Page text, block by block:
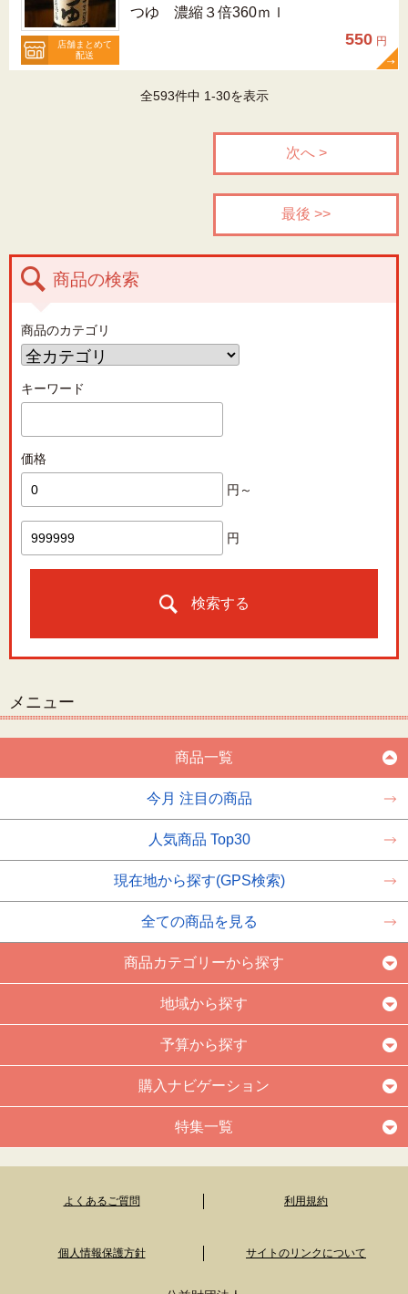
店舗まとめて
配送
つゆ 濃縮３倍360ｍｌ
550 円
全593件中 1-30を表示
次へ >
最後 >>
商品の検索
商品のカテゴリ
キーワード
価格
円～
円
検索する
メニュー
商品一覧
今月 注目の商品
人気商品 Top30
現在地から探す(GPS検索)
全ての商品を見る
商品カテゴリーから探す
地域から探す
予算から探す
購入ナビゲーション
特集一覧
よくあるご質問 利用規約
個人情報保護方針 サイトのリンクについて